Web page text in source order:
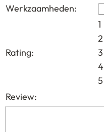
Werkzaamheden:
Rating:
1
2
3
4
5
Review: